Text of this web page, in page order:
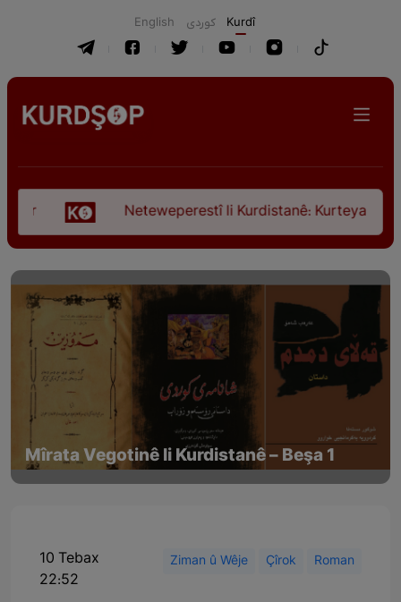
English كوردی Kurdî
Neteweperestî li Kurdistanê: Kurteya
Mîrata Vegotinê li Kurdistanê – Beşa 1
10 Tebax
22:52
Ziman û Wêje Çîrok Roman